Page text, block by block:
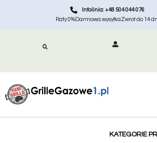
Infolinia: +48 504 044 076
Raty 0%Darmowa wysyłkaZwrot do 14